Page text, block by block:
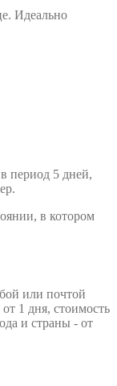
Идеально
период 5 дней,
в котором
или почтой
1 дня, стоимость
и страны - от